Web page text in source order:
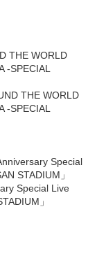
THE WORLD
-SPECIAL
THE WORLD
-SPECIAL
Special
STADIUM」
Special Live
」